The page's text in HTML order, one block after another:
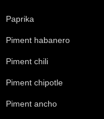
Paprika
Piment habanero
Piment chili
Piment chipotle
Piment ancho